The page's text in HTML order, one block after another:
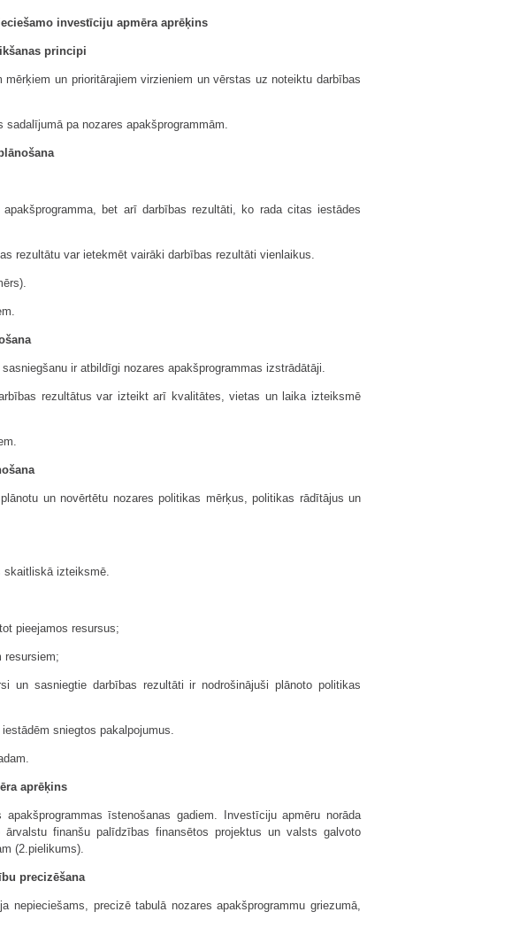
investīciju apmēra aprēķins
principi
un prioritārajiem virzieniem un vērstas uz noteiktu darbības
pa nozares apakšprogrammām.
bet arī darbības rezultāti, ko rada citas iestādes
rezultātu var ietekmēt vairāki darbības rezultāti vienlaikus.
ir atbildīgi nozares apakšprogrammas izstrā­dātāji.
rezultātus var izteikt arī kvalitātes, vietas un laika izteiksmē
un novērtētu nozares politikas mērķus, politikas rādītājus un
skaitliskā izteiksmē.
pieejamos resursus;
resursiem;
un sasniegtie darbības rezultāti ir nodrošinājuši plānoto politikas
sniegtos pakalpojumus.
aprēķins
īstenošanas gadiem. Investīciju apmēru norāda
finanšu palīdzības finansētos projektus un valsts galvoto
(2.pielikums).
precizēšana
precizē tabulā nozares apakšprogrammu griezumā,